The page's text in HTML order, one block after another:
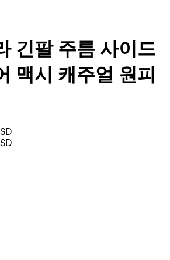
긴팔 주름 사이드
맥시 캐주얼 원피